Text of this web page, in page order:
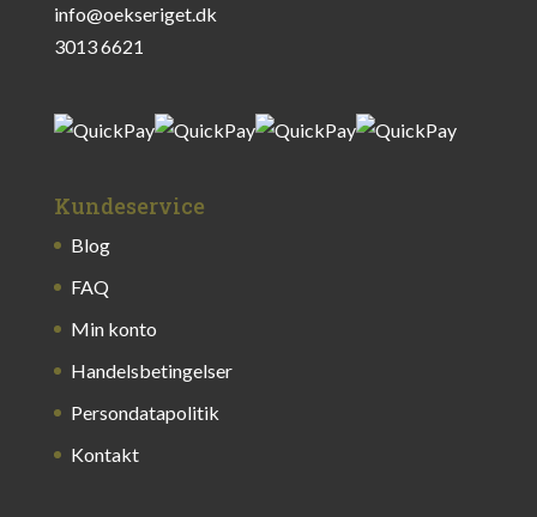
info@oekseriget.dk
3013 6621
Kundeservice
Blog
FAQ
Min konto
Handelsbetingelser
Persondatapolitik
Kontakt